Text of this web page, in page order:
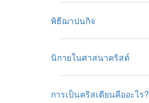
พิธีฌาปนกิจ
นิกายในศาสนาคริสต์
การเป็นคริสเตียนคืออะไร?